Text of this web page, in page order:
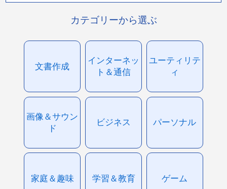
カテゴリーから選ぶ
文書作成
インターネッ
ト＆通信
ユーティリテ
ィ
画像＆サウン
ド
ビジネス パーソナル
家庭＆趣味 学習＆教育 ゲーム